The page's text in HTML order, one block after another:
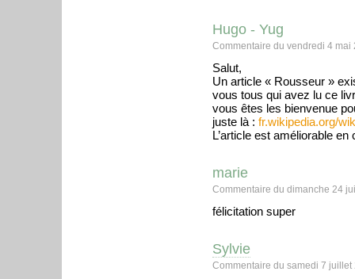
Hugo - Yug
Commentaire du vendredi 4 mai
Salut,
Un article « Rousseur »
vous tous qui avez lu ce
vous êtes les bienvenue
juste là : fr.wikipedia.org/
L’article est améliorable
marie
Commentaire du dimanche 24
félicitation super
Sylvie
Commentaire du samedi 7 juillet